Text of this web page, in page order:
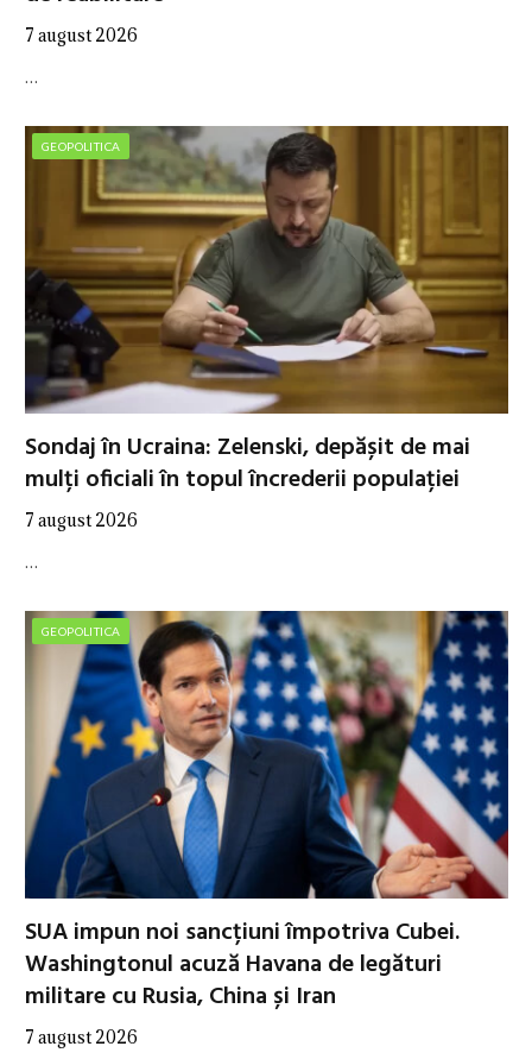
7 august 2026
…
GEOPOLITICA
Sondaj în Ucraina: Zelenski, depășit de mai
mulți oficiali în topul încrederii populației
7 august 2026
…
GEOPOLITICA
SUA impun noi sancțiuni împotriva Cubei.
Washingtonul acuză Havana de legături
militare cu Rusia, China și Iran
7 august 2026